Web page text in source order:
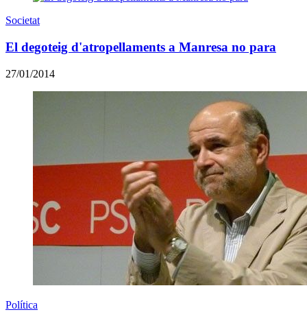
Societat
El degoteig d'atropellaments a Manresa no para
27/01/2014
Política